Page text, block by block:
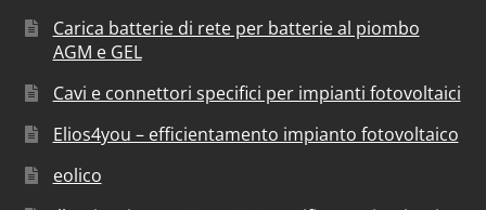
Carica batterie di rete per batterie al piombo
AGM e GEL
Cavi e connettori specifici per impianti fotovoltaici
Elios4you – efficientamento impianto fotovoltaico
eolico